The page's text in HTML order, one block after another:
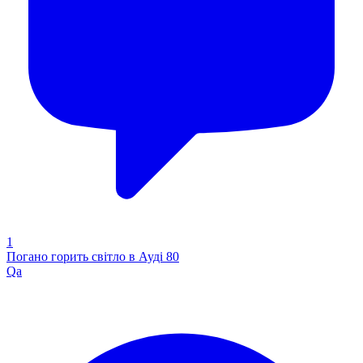
1
Погано горить світло в Ауді 80
Qa